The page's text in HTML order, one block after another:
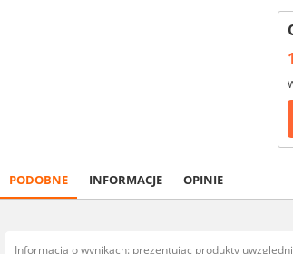
PODOBNE INFORMACJE OPINIE
Informacja o wynikach: prezentując produkty